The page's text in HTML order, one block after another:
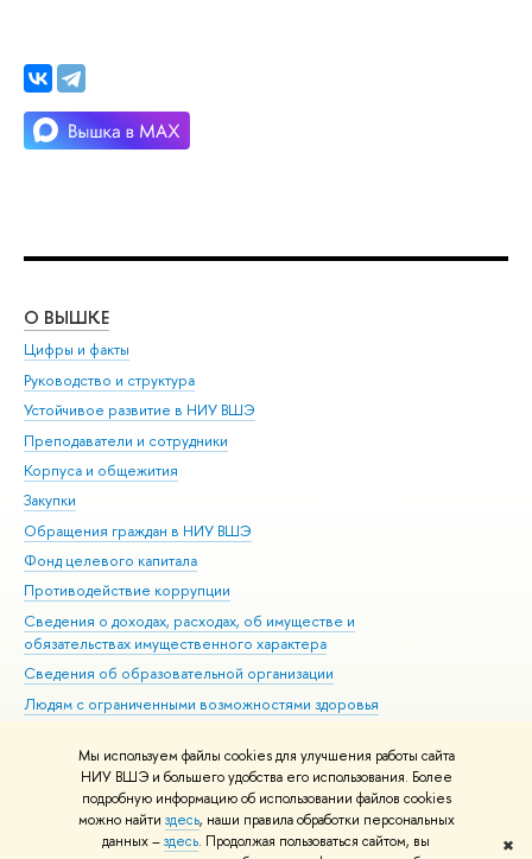
Мы используем файлы cookies для улучшения работы сайта
НИУ ВШЭ и большего удобства его использования. Более
подробную информацию об использовании файлов cookies
можно найти здесь, наши правила обработки персональных
данных –здесь. Продолжая пользоваться сайтом, вы
✖
О ВЫШКЕ
Цифры и факты
Руководство и структура
Устойчивое развитие в НИУ ВШЭ
Преподаватели и сотрудники
Корпуса и общежития
Закупки
Обращения граждан в НИУ ВШЭ
Фонд целевого капитала
Противодействие коррупции
Сведения о доходах, расходах, об имуществе и
обязательствах имущественного характера
Сведения об образовательной организации
Людям с ограниченными возможностями здоровья
Работа в Вышке